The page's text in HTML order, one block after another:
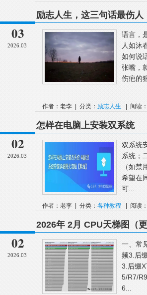
03
2026.03
励志人生，这三句话最伤人
语言，
人如沐
如何说
张嘴，
伤疤的
作者：老李 | 分类： 励志人生 | 阅读
02
2026.03
怎样在电脑上安装双系统
双系统
系统；
（如
希望在
可...
作者：老李 | 分类： 各种教程 | 阅读
02
2026.03
2026年 2月 CPU天梯图（
一、常
频3.后
3.后缀
5/R7/
6...